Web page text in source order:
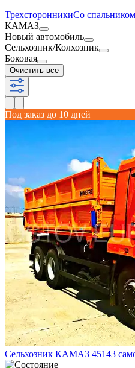
ТрехсторонникиСо спальником
КАМАЗ
Новый автомобиль
Сельхозник/Колхозник
Боковая
Очистить все
Под заказ до 10 дней
Сельхозник КАМАЗ 45143